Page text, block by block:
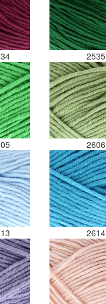
2535
2606
2614